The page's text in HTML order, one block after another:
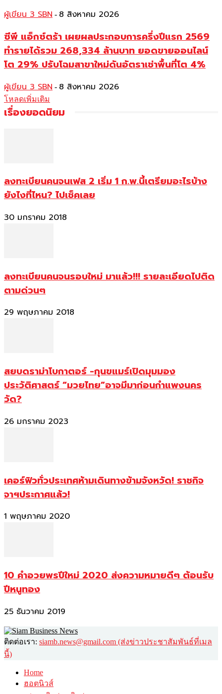
ผู้เขียน 3 SBN - 8 สิงหาคม 2026
ซีพี แอ็กซ์ตร้า เผยผลประกอบการครึ่งปีแรก 2569
ทำรายได้รวม 268,334 ล้านบาท ยอดขายออนไลน์
โต 29% ปรับโฉมสาขาใหม่ดันอัตราเช่าพื้นที่โต 4%
ผู้เขียน 3 SBN - 8 สิงหาคม 2026
โหลดเพิ่มเติม
เรื่องยอดนิยม
ลงทะเบียนคนจนเฟส 2 เริ่ม 1 ก.พ.นี้เตรียมอะไรบ้าง
ยังไงที่ไหน? ไปเช็คเลย
30 มกราคม 2018
ลงทะเบียนคนจนรอบใหม่ มาแล้ว!!! รายละเอียดไปติด
ตามด่วนๆ
29 พฤษภาคม 2018
สยบดราม่าโบกาตอร์ -กุนขแมร์เปิดมุมมอง
ประวัติศาสตร์ “มวยไทย”อาจมีมาก่อนกำแพงนคร
วัด?
26 มกราคม 2023
เคอร์ฟิวทั่วประเทศห้ามเดินทางข้ามจังหวัด! ราชกิจ
จาฯประกาศแล้ว!
1 พฤษภาคม 2020
10 คำอวยพรปีใหม่ 2020 ส่งความหมายดีๆ ต้อนรับ
ปีหนูทอง
25 ธันวาคม 2019
ติดต่อเรา: siamb.news@gmail.com (ส่งข่าวประชาสัมพันธ์ที่เมล
นี้)
Home
ฮอตนิวส์